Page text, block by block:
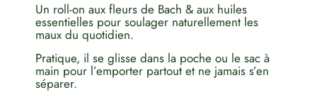
Un roll-on aux fleurs de Bach & aux huiles
essentielles pour soulager naturellement les
maux du quotidien.
Pratique, il se glisse dans la poche ou le sac à
main pour l’emporter partout et ne jamais s’en
séparer.